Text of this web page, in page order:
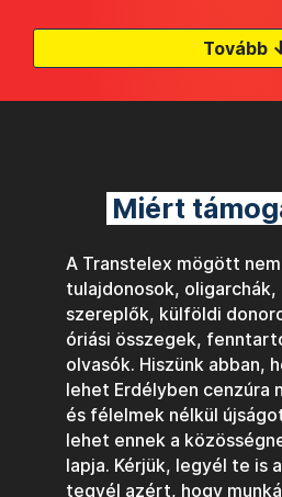
Tovább
Miért
A Transtelex mögött
tulajdonosok,
szereplők, külföldi
óriási összegek,
olvasók. Hiszünk abban,
lehet Erdélyben cenzúra
és félelmek nélkül
lehet ennek a
lapja. Kérjük, legyél te is
tegyél azért, hogy